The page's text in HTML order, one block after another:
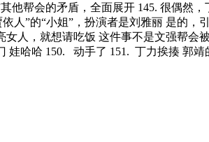
他帮会的矛盾，全面展开 145. 很偶然
人”的“小姐”，扮演者是刘雅丽 是的
人，就想请吃饭 这件事不是文强帮会
娃哈哈 150. 动手了 151. 丁力挨揍 郭